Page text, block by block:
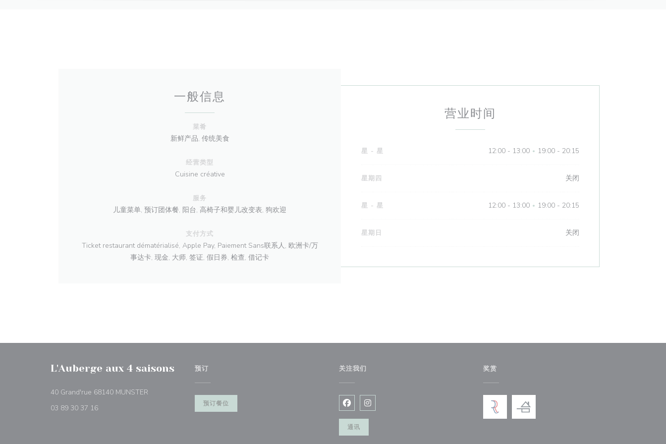
一般信息
菜肴
新鲜产品, 传统美食
经营类型
Cuisine créative
服务
儿童菜单, 预订团体餐, 阳台, 高椅子和婴儿改变表, 狗欢迎
支付方式
Ticket restaurant dématérialisé, Apple Pay, Paiement Sans联系人, 欧洲卡/万
事达卡, 现金, 大师, 签证, 假日券, 检查, 借记卡
营业时间
星 -星 12:00 - 13:00 • 19:00 - 20:15
星期四 关闭
星 -星 12:00 - 13:00 • 19:00 - 20:15
星期日 关闭
L'Auberge aux 4 saisons
40 Grand'rue 68140 MUNSTER
03 89 30 37 16
预订
预订餐位
关注我们
Facebook ((在新窗口中打开))
Instagram ((在新窗口中打开))
通讯
奖赏